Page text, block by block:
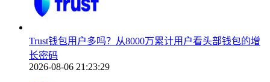
Trust钱包用户多吗？从8000万累计用户看头部钱包的增
长密码
2026-08-06 21:23:29